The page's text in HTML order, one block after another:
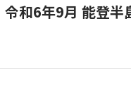
令和6年9月 能登半